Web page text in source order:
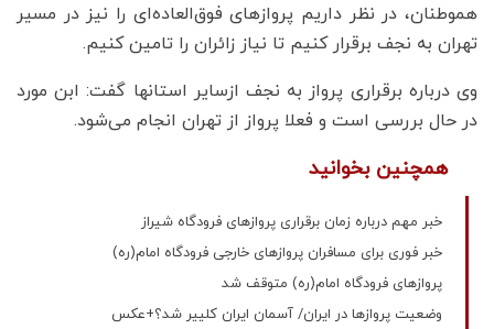
هموطنان، در نظر داریم پروازهای فوق‌العاده‌ای را نیز در مسیر
تهران به نجف برقرار کنیم تا نیاز زائران را تامین کنیم.
وی درباره برقراری پرواز به نجف ازسایر استانها گفت: ابن مورد
در حال بررسی است و فعلا پرواز از تهران انجام می‌شود.
همچنین بخوانید
خبر مهم درباره زمان برقراری پرواز‌های فرودگاه شیراز
خبر فوری برای مسافران پروازهای خارجی فرودگاه امام(ره)
پروازهای فرودگاه امام(ره) متوقف شد
وضعیت پروازها در ایران/ آسمان ایران کلییر شد؟+عکس